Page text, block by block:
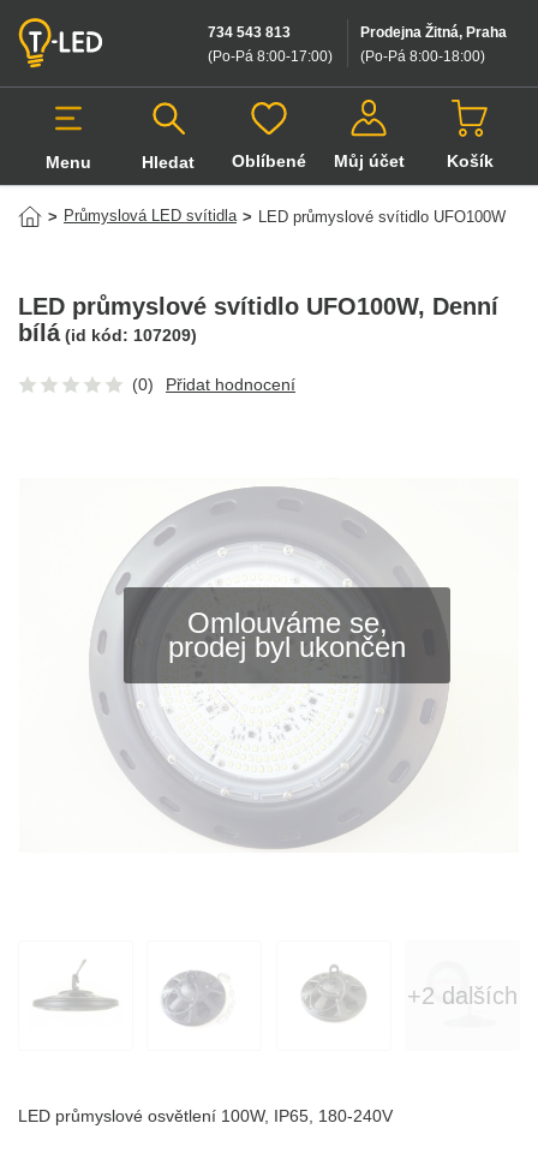
Prodejna Žitná, Praha
(Po-Pá 8:00-18:00)
734 543 813
(Po-Pá 8:00-17:00)
Menu Hledat
Hledat v produktech
Oblíbené Můj účet Košík
> Průmyslová LED svítidla > LED průmyslové svítidlo UFO100W
Omlouváme se,
prodej byl ukončen
+2 dalších
LED průmyslové svítidlo UFO100W, Denní
bílá (id kód: 107209)
(0) Přidat hodnocení
LED průmyslové osvětlení 100W, IP65, 180-240V